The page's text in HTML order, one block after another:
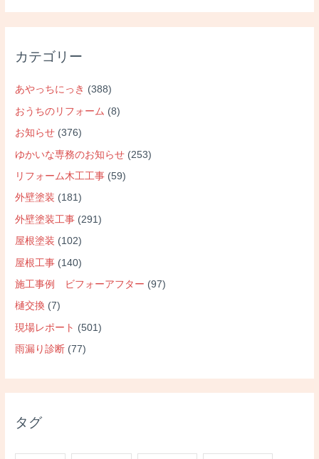
カテゴリー
あやっちにっき (388)
おうちのリフォーム (8)
お知らせ (376)
ゆかいな専務のお知らせ (253)
リフォーム木工工事 (59)
外壁塗装 (181)
外壁塗装工事 (291)
屋根塗装 (102)
屋根工事 (140)
施工事例 ビフォーアフター (97)
樋交換 (7)
現場レポート (501)
雨漏り診断 (77)
タグ